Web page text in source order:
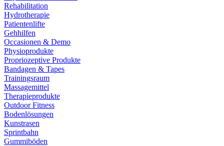
Rehabilitation
Hydrotherapie
Patientenlifte
Gehhilfen
Occasionen & Demo
Physioprodukte
Propriozeptive Produkte
Bandagen & Tapes
Trainingsraum
Massagemittel
Therapieprodukte
Outdoor Fitness
Bodenlösungen
Kunstrasen
Sprintbahn
Gummiböden